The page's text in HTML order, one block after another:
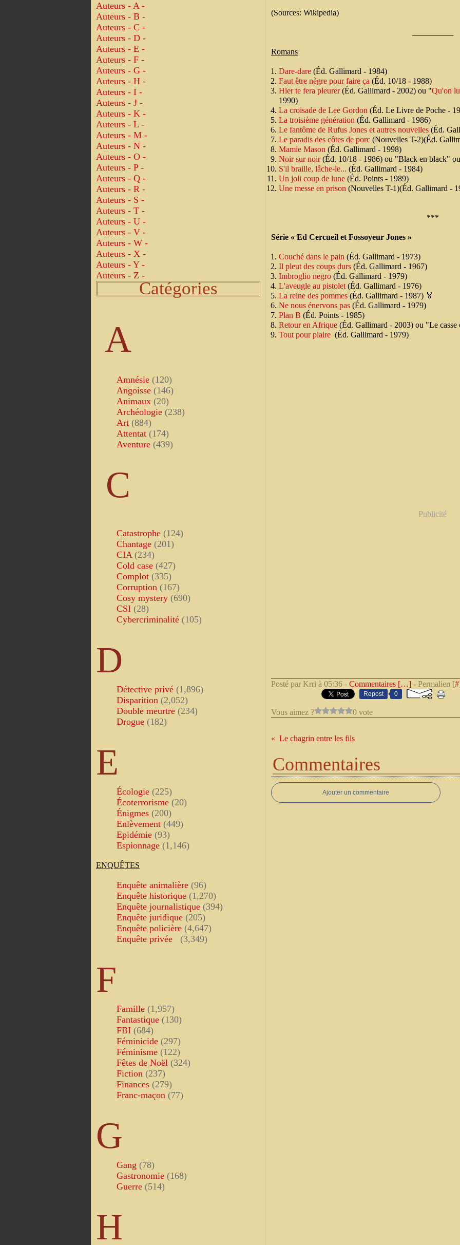
Auteurs - A -
Auteurs - B -
Auteurs - C -
Auteurs - D -
Auteurs - E -
Auteurs - F -
Auteurs - G -
Auteurs - H -
Auteurs - I -
Auteurs - J -
Auteurs - K -
Auteurs - L -
Auteurs - M -
Auteurs - N -
Auteurs - O -
Auteurs - P -
Auteurs - Q -
Auteurs - R -
Auteurs - S -
Auteurs - T -
Auteurs - U -
Auteurs - V -
Auteurs - W -
Auteurs - X -
Auteurs - Y -
Auteurs - Z -
Catégories
A
Amnésie (120)
Angoisse (146)
Animaux (20)
Archéologie (238)
Art (884)
Attentat (174)
Aventure (439)
C
Catastrophe (124)
Chantage (201)
CIA (234)
Cold case (427)
Complot (335)
Corruption (167)
Cosy mystery (690)
CSI (28)
Cybercriminalité (105)
D
Détective privé (1,896)
Disparition (2,052)
Double meurtre (234)
Drogue (182)
E
Écologie (225)
Écoterrorisme (20)
Énigmes (200)
Enlèvement (449)
Epidémie (93)
Espionnage (1,146)
ENQUÊTES
Enquête animalière (96)
Enquête historique (1,270)
Enquête journalistique (394)
Enquête juridique (205)
Enquête policière (4,647)
Enquête privée
(3,349)
F
Famille (1,957)
Fantastique (130)
FBI (684)
Féminicide (297)
Féminisme (122)
Fêtes de Noël (324)
Fiction (237)
Finances (279)
Franc-maçon (77)
G
Gang (78)
Gastronomie (168)
Guerre (514)
H
(Sources: Wikipedia)
Romans
Dare-dare (Éd. Gallimard - 1984)
Faut être nègre pour faire ça (Éd. 10/18 - 1988)
Hier te fera pleurer(Éd. Gallimard - 2002) ou "Qu'on
1990)
La croisade de Lee Gordon (Éd. Le Livre de Poche -
La troisième génération (Éd. Gallimard - 1986)
Le fantôme de Rufus Jones et autres nouvelles (Éd.
Le paradis des côtes de porc (Nouvelles T-2)(Éd.
Mamie Mason (Éd. Gallimard - 1998)
Noir sur noir(Éd. 10/18 - 1986) ou "Black en black"
S'il braille, lâche-le... (Éd. Gallimard - 1984)
Un joli coup de lune (Éd. Points - 1989)
Une messe en prison (Nouvelles T-1)(Éd. Gallimard -
***
Série « Ed Cercueil et Fossoyeur Jones »
Couché dans le pain (Éd. Gallimard - 1973)
Il pleut des coups durs (Éd. Gallimard - 1967)
Imbroglio negro (Éd. Gallimard - 1979)
L'aveugle au pistolet (Éd. Gallimard - 1976)
La reine des pommes (Éd. Gallimard - 1987) 🏅
Ne nous énervons pas (Éd. Gallimard - 1979)
Plan B (Éd. Points - 1985)
Retour en Afrique (Éd. Gallimard - 2003) ou "Le casse
Tout pour plaire (Éd. Gallimard - 1979)
Publicité
Posté par Krri à 05:36 - Commentaires […] - Permalien [#
Repost 0
Vous aimez ? 0 vote
Le chagrin entre les fils
Commentaires
Ajouter un commentaire